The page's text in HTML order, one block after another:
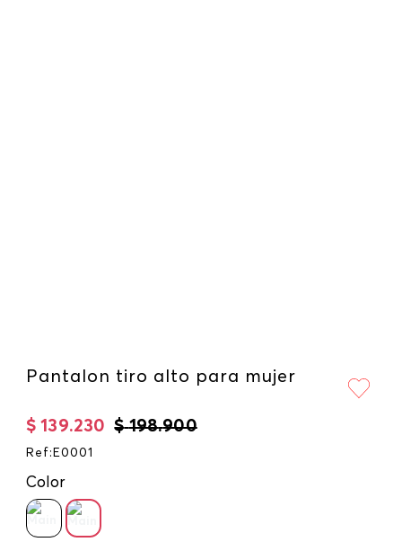
Pantalon tiro alto para mujer
$ 198.900
$ 139.230
Ref : E0001
Color